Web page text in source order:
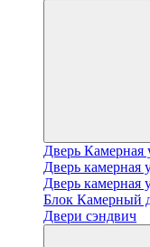
Дверь Камерная
Дверь камерная
Дверь камерная
Блок Камерный
Двери сэндвич